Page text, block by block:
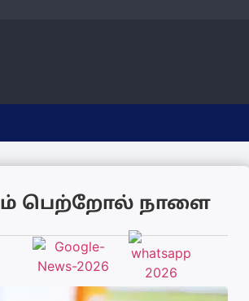
பெற்றோல் நாளை